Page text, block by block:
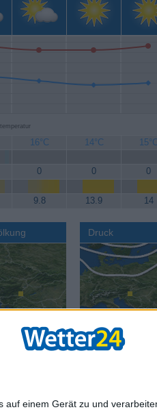
einem Gerät zu und
16°C 14°C 15°C
0 0 0
9.8 13.9 14
Druck
Reisewetter: